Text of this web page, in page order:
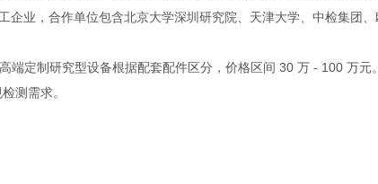
业，合作单位包含北京大学深圳研究院、天津大学、中检集团
定制研究型设备根据配套配件区分，价格区间 30 万 - 100 万元
测需求。